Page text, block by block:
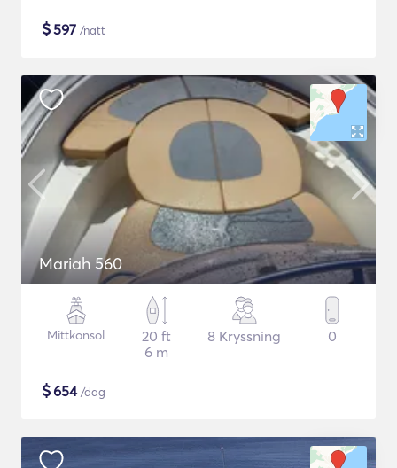
$597 /natt
Mariah 560
Mittkonsol
20 ft
6 m
8 Kryssning 0
$654/dag